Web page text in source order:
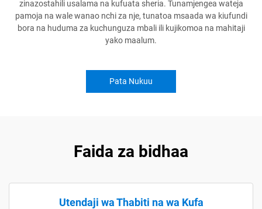
zinazostahili usalama na kufuata sheria. Tunamjengea wateja
pamoja na wale wanao nchi za nje, tunatoa msaada wa kiufundi
bora na huduma za kuchunguza mbali ili kujikomoa na mahitaji
yako maalum.
Pata Nukuu
Faida za bidhaa
Utendaji wa Thabiti na wa Kufa